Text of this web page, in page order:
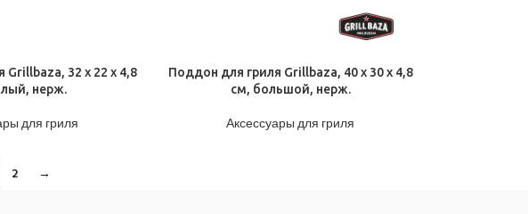
32 x 22 x 4,8
нерж.
для гриля
ПОДРОБНЕЕ
Поддон для гриля Grillbaza, 40 x 30 x 4,8
см, большой, нерж.
Аксессуары для гриля
2 →